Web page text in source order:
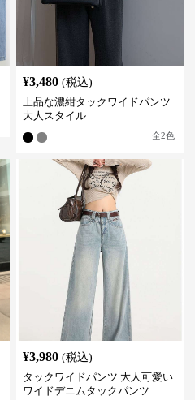
¥3,480 (税込)
上品な濃紺タックワイドパンツ
大人スタイル
全2色
¥3,980 (税込)
タックワイドパンツ 大人可愛い
ワイドデニムタックパンツ